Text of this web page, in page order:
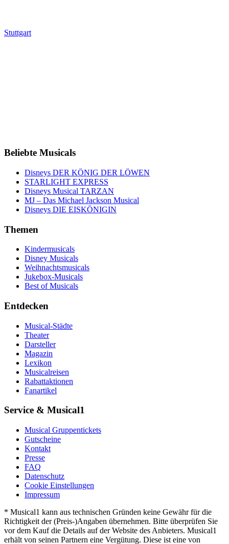
Stuttgart
Beliebte Musicals
Disneys DER KÖNIG DER LÖWEN
STARLIGHT EXPRESS
Disneys Musical TARZAN
MJ – Das Michael Jackson Musical
Disneys DIE EISKÖNIGIN
Themen
Kindermusicals
Disney Musicals
Weihnachtsmusicals
Jukebox-Musicals
Best of Musicals
Entdecken
Musical-Städte
Theater
Darsteller
Magazin
Lexikon
Musicalreisen
Rabattaktionen
Fanartikel
Service & Musical1
Musical Gruppentickets
Gutscheine
Kontakt
Presse
FAQ
Datenschutz
Cookie Einstellungen
Impressum
* Musical1 kann aus technischen Gründen keine Gewähr für die
Richtigkeit der (Preis-)Angaben übernehmen. Bitte überprüfen Sie
vor dem Kauf die Details auf der Website des Anbieters. Musical1
erhält von seinen Partnern eine Vergütung. Diese ist eine von